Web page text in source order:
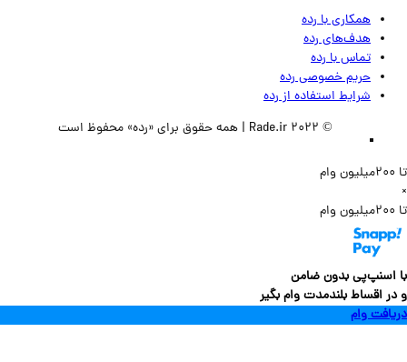
همکاری با رده
هدف‌های رده
تماس‌ با‌ رده
حریم خصوصی رده
شرایط استفاده از رده
بدون ضامن
بلندمدت وام بگیر
وام